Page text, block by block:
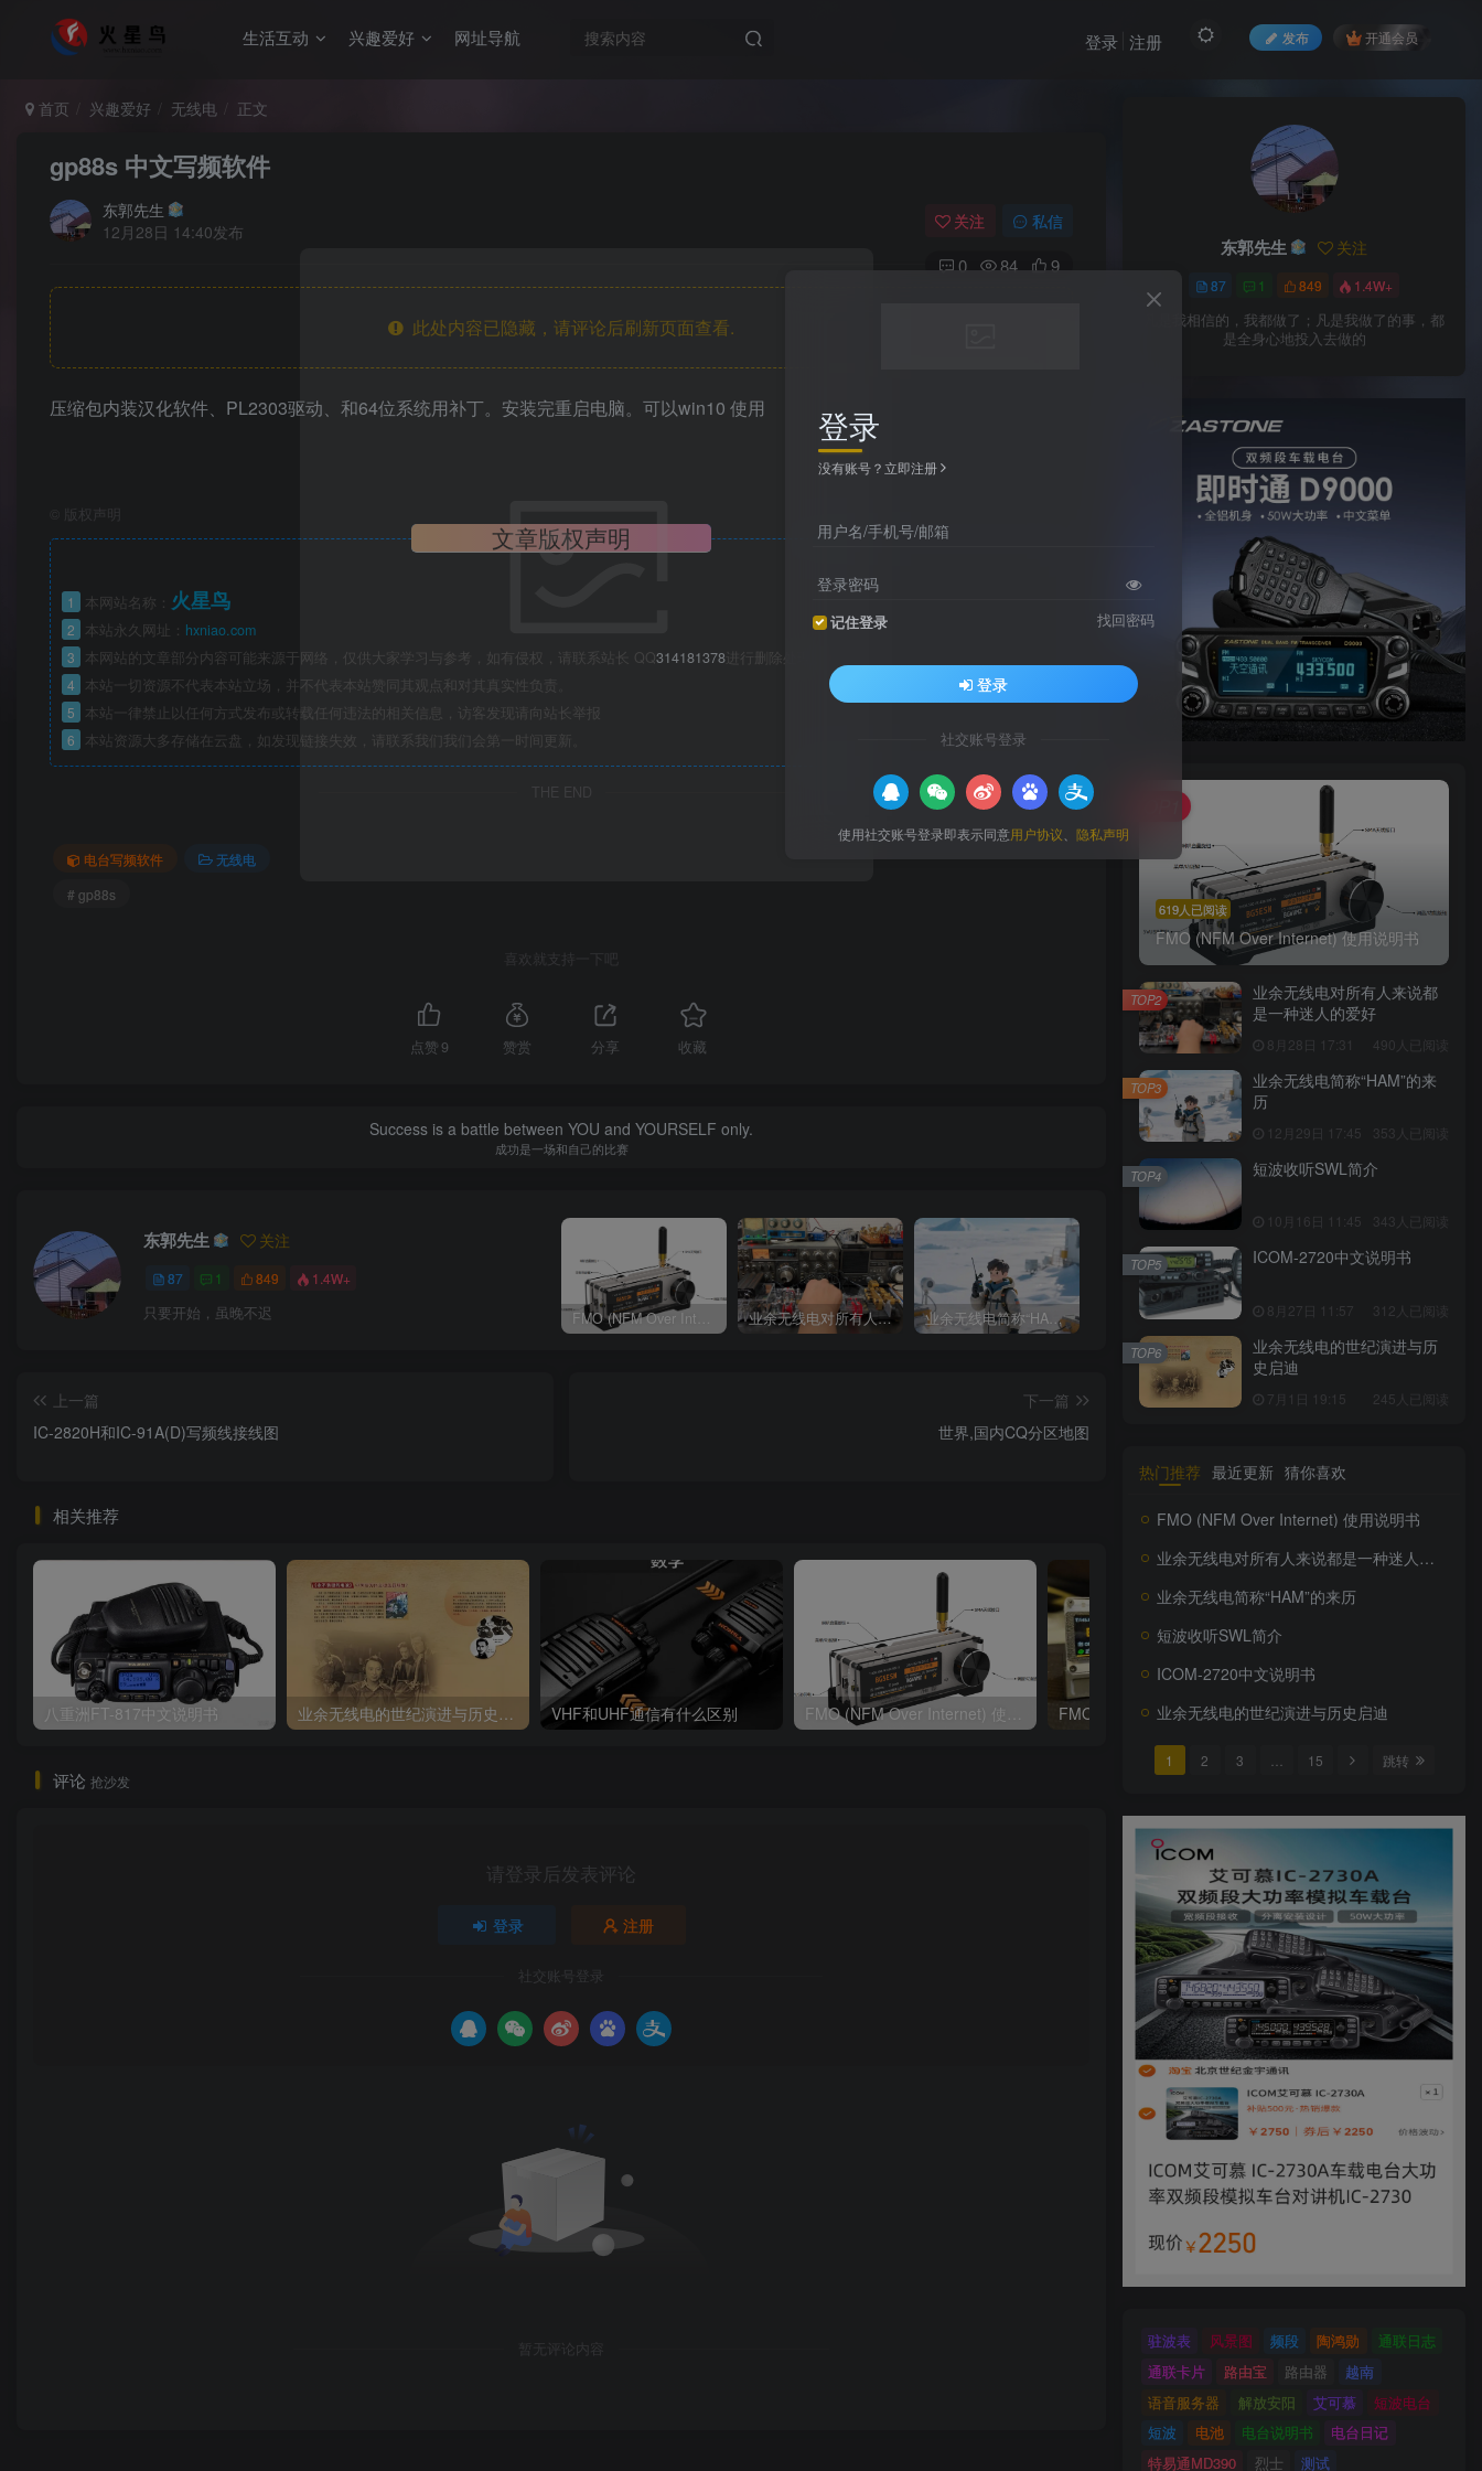
生活互动 兴趣爱好 网址导航 发布 开通会员
登录 注册
首页 兴趣爱好 无线电 正文
gp88s 中文写频软件
东郭先生
12月28日 14:40发布
关注 私信
0 84 9
此处内容已隐藏，请评论后刷新页面查看.
压缩包内装汉化软件、PL2303驱动、和64位系统用补丁。安装完重启电脑。可以win10 使用
版权声明
文章版权声明
1 本网站名称： 火星鸟
2 本站永久网址： hxniao.com
3 本网站的文章部分内容可能来源于网络，仅供大家学习与参考，如有侵权，请联系站长 QQ314181378 进行删除处理。
4 本站一切资源不代表本站立场，并不代表本站赞同其观点和对其真实性负责。
5 本站一律禁止以任何方式发布或转载任何违法的相关信息，访客发现请向站长举报
6 本站资源大多存储在云盘，如发现链接失效，请联系我们我们会第一时间更新。
电台写频软件
无线电
# gp88s
喜欢就支持一下吧
点赞 9 赞赏 分享 收藏
Success is a battle between YOU and YOURSELF only.
成功是一场和自己的比赛
东郭先生 关注
87 1 849 1.4W+
只要开始，虽晚不迟 FMO (NFM Over Internet) 使用说明书 业余无线电对所有人来说都是一种迷人的爱好 业余无线电简称“HAM”的来历 短波收听SWL简介 ICOM-2720中文说明书
上一篇
IC-2820H和IC-91A(D)写频线接线图
下一篇
世界,国内CQ分区地图
相关推荐
八重洲FT-817中文说明书 业余无线电的世纪演进与历史启迪 VHF和UHF通信有什么区别 FMO (NFM Over Internet) 语音服务器搭建指南 FMO服务器安全设置指
评论 抢沙发
请登录后发表评论
登录 注册
社交账号登录
暂无评论内容
东郭先生 关注
87 1 849 1.4W+
凡是我相信的，我都做了；凡是我做了的事，都
是全身心地投入去做的
619人已阅读
FMO (NFM Over Internet) 使用说明书
业余无线电对所有人来说都
是一种迷人的爱好
8月28日 17:31 490人已阅读
TOP2
业余无线电简称“HAM”的来
历
12月29日 17:45 353人已阅读
TOP3
短波收听SWL简介
10月16日 11:45 343人已阅读
TOP4
ICOM-2720中文说明书
8月27日 11:57 312人已阅读
TOP5
业余无线电的世纪演进与历
史启迪
7月1日 19:15 245人已阅读
TOP6
热门推荐 最近更新 猜你喜欢
FMO (NFM Over Internet) 使用说明书
业余无线电对所有人来说都是一种迷人的爱好
业余无线电简称“HAM”的来历
短波收听SWL简介
ICOM-2720中文说明书
业余无线电的世纪演进与历史启迪
1 2 3 15 跳转
驻波表 风景图 频段 陶鸿勋
通联日志
通联卡片
路由宝 路由器
越南
语音服务器
解放安阳 艾可慕
短波电台
短波
电池 电台说明书
电台日记
特易通MD390
烈士 测试
登录
没有账号？立即注册
用户名/手机号/邮箱
登录密码
记住登录 找回密码
登录
社交账号登录
使用社交账号登录即表示同意用户协议 隐私声明